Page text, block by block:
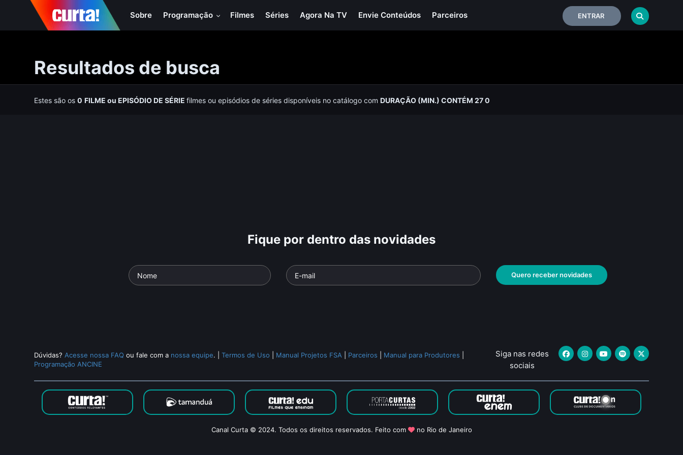
Sobre Programação Filmes Séries Agora Na TV Envie Conteúdos Parceiros ENTRAR
Resultados de busca
Estes são os0 FILMEou EPISÓDIO DE SÉRIEfilmes ou episódios de séries disponíveis no catálogo comDURAÇÃO (MIN.) CONTÉM 27 0
Fique por dentro das novidades
Quero receber novidades
Dúvidas? Acesse nossa FAQ ou fale com a nossa equipe. |Termos de Uso Manual Projetos FSA Parceiros Manual para Produtores
Programação ANCINE
Siga nas redes
sociais
Canal Curta © 2024. Todos os direitos reservados. Feito com no Rio de Janeiro